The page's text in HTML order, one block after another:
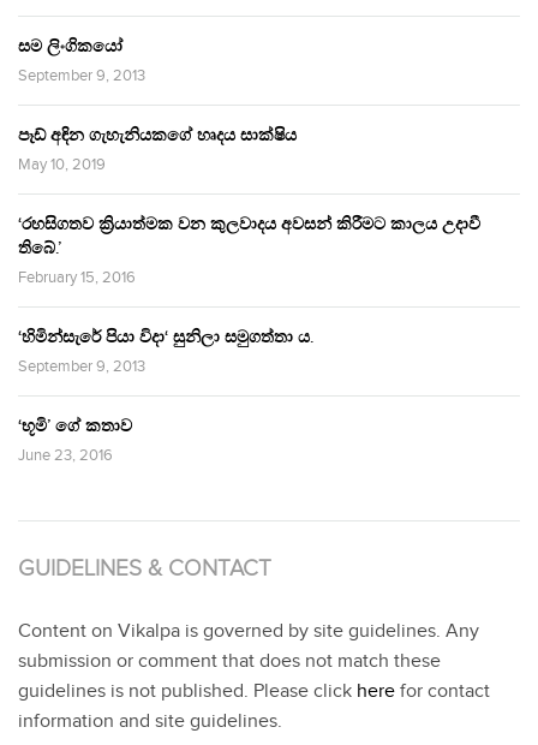
සම ලිංගිකයෝ
September 9, 2013
පෑඩ් අඳින ගැහැනියකගේ හෘදය සාක්ෂිය
May 10, 2019
‘රහසිගතව ක්‍රියාත්මක වන කුලවාදය අවසන් කිරීමට කාලය උදාවී
තිබේ.’
February 15, 2016
‘හිමින්සැරේ පියා විදා‘ සුනිලා සමුගත්තා ය.
September 9, 2013
‘භූමි’ ගේ කතාව
June 23, 2016
GUIDELINES & CONTACT
Content on Vikalpa is governed by site guidelines. Any
submission or comment that does not match these
guidelines is not published. Please click here for contact
information and site guidelines.